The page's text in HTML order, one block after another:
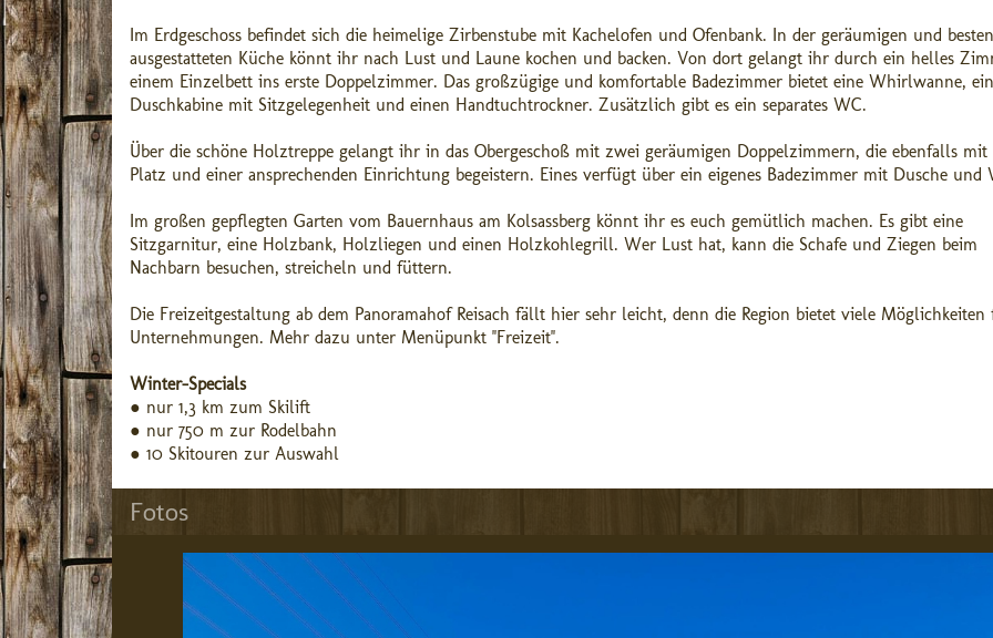
Im Erdgeschoss befindet sich die heimelige Zirbenstube mit Kachelofen und Ofenbank. In der geräumigen und
ausgestatteten Küche könnt ihr nach Lust und Laune kochen und backen. Von dort gelangt ihr durch ein helles
einem Einzelbett ins erste Doppelzimmer. Das großzügige und komfortable Badezimmer bietet eine Whirlwanne,
Duschkabine mit Sitzgelegenheit und einen Handtuchtrockner. Zusätzlich gibt es ein separates WC.
Über die schöne Holztreppe gelangt ihr in das Obergeschoß mit zwei geräumigen Doppelzimmern, die ebenfalls
Platz und einer ansprechenden Einrichtung begeistern. Eines verfügt über ein eigenes Badezimmer mit Dusche und
Im großen gepflegten Garten vom Bauernhaus am Kolsassberg könnt ihr es euch gemütlich machen. Es gibt eine
Sitzgarnitur, eine Holzbank, Holzliegen und einen Holzkohlegrill. Wer Lust hat, kann die Schafe und Ziegen beim
Nachbarn besuchen, streicheln und füttern.
Die Freizeitgestaltung ab dem Panoramahof Reisach fällt hier sehr leicht, denn die Region bietet viele Möglichkeiten
Unternehmungen. Mehr dazu unter Menüpunkt ''Freizeit''.
Winter-Specials
● nur 1,3 km zum Skilift
● nur 750 m zur Rodelbahn
● 10 Skitouren zur Auswahl
Fotos